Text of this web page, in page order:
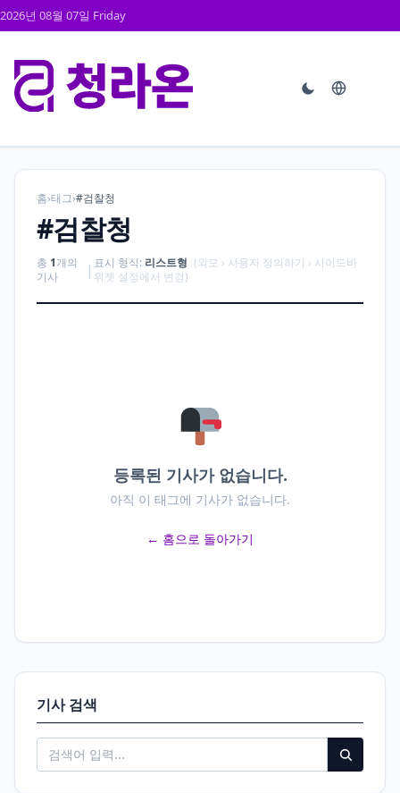
2026년 08월 07일 Friday
홈›태그›#검찰청
#검찰청
총 1개의
기사
| 표시 형식: 리스트형 (외모 › 사용자 정의하기 › 사이드바
위젯 설정에서 변경)
등록된 기사가 없습니다.
아직 이 태그에 기사가 없습니다.
← 홈으로 돌아가기
기사 검색